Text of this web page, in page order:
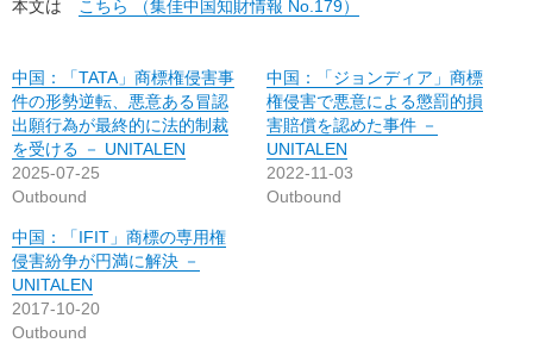
本文は こちら （集佳中国知財情報 No.179）
中国：「TATA」商標権侵害事
件の形勢逆転、悪意ある冒認
出願行為が最終的に法的制裁
を受ける － UNITALEN
2025-07-25
Outbound
中国：「ジョンディア」商標
権侵害で悪意による懲罰的損
害賠償を認めた事件 －
UNITALEN
2022-11-03
Outbound
中国：「IFIT」商標の専用権
侵害紛争が円満に解決 －
UNITALEN
2017-10-20
Outbound